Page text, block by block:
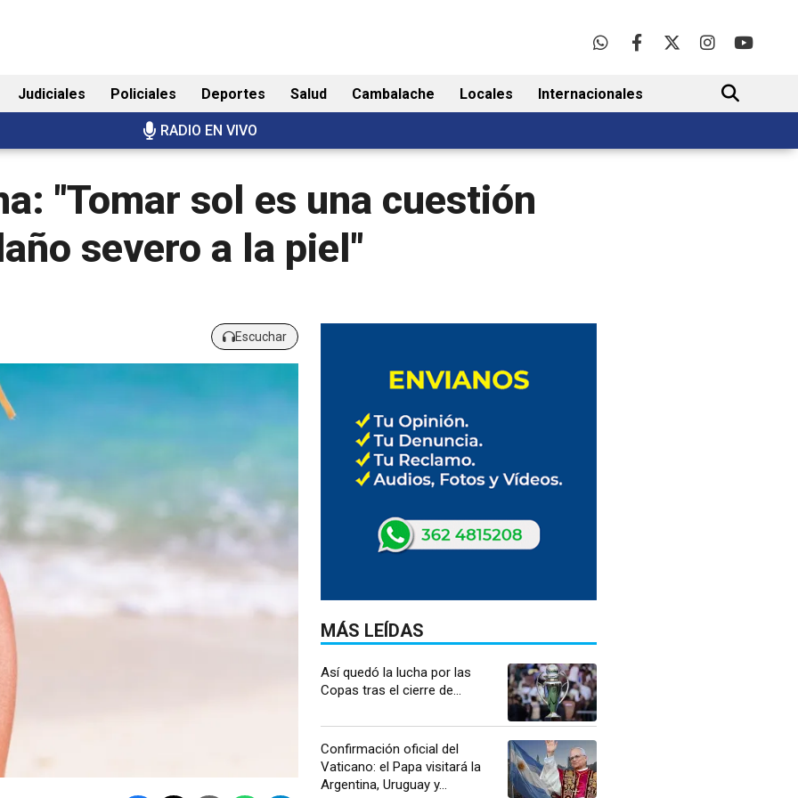
Judiciales Policiales Deportes Salud Cambalache Locales Internacionales
RADIO EN VIVO
BUSCAR
"Tomar sol es una cuestión
severo a la piel"
Escuchar
MÁS LEÍDAS
Así quedó la lucha por las
Copas tras el cierre de...
Confirmación oficial del
Vaticano: el Papa visitará la
Argentina, Uruguay y...